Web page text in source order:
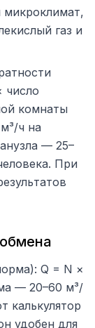
микроклимат,
газ и
число
комнаты
ч на
— 25–
При
Q = N ×
— 20–60 м³/
калькулятор
удобен для